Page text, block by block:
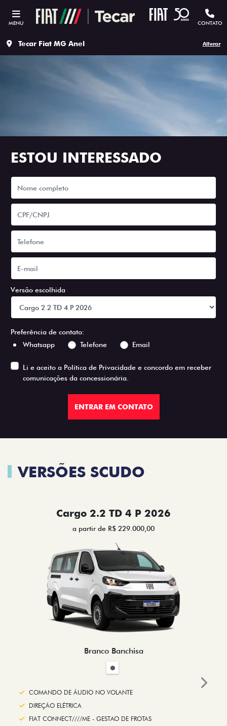
MENU CONTATO
Tecar Fiat MG Anel Alterar
ESTOU INTERESSADO
Versão escolhida
Preferência de contato:
Whatsapp
Telefone Email
Li e aceito a Política de Privacidade e concordo em receber
comunicações da concessionária.
ENTRAR EM CONTATO
VERSÕES SCUDO
Cargo 2.2 TD 4 P 2026
a partir de R$ 229.000,00
Branco Banchisa
COMANDO DE ÁUDIO NO VOLANTE
DIREÇÃO ELÉTRICA
FIAT CONNECT////ME - GESTAO DE FROTAS
Next